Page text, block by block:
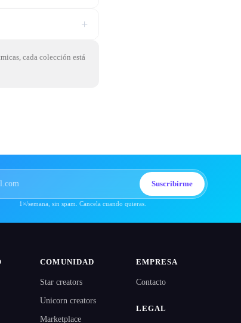
+
cada colección está
Suscribirme
1×/semana, sin spam. Cancela cuando quieras.
COMUNIDAD
Star creators
Unicorn creators
Marketplace
EMPRESA
Contacto
LEGAL